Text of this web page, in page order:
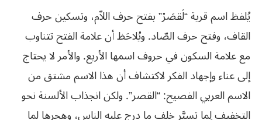
يُلفظ اسم قرية “لَقصَرْ” بفتح حرف اللاّم، وتسكين حرف
القاف، وفتح حرف الصّاد. ويُلاحَظ أن علامة الفتح تتناوب
مع علامة السكون في حروف اسمها الأربع. والأمر لا يحتاج
إلى عناء وإجهاد الفكر لاكتشاف أن هذا الاسم مشتق من
الاسم العربي الفصيح: “القصر”. ولكن انجذاب الألسنة نحو
التخفيف لِما تسيَّر خلف ما درج عليه الناس، وهجرها لما